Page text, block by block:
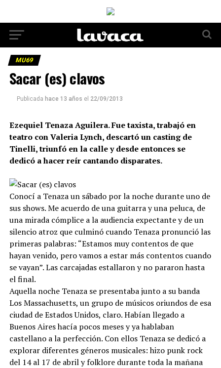
MU69
Sacar (es) clavos
Publicada hace 13 años el 22/09/2013
Ezequiel Tenaza Aguilera. Fue taxista, trabajó en
teatro con Valeria Lynch, descartó un casting de
Tinelli, triunfó en la calle y desde entonces se
dedicó a hacer reír cantando disparates.
Conocí a Tenaza un sábado por la noche durante uno de
sus shows. Me acuerdo de una guitarra y una peluca, de
una mirada cómplice a la audiencia expectante y de un
silencio atroz que culminó cuando Tenaza pronunció las
primeras palabras: “Estamos muy contentos de que
hayan venido, pero vamos a estar más contentos cuando
se vayan”. Las carcajadas estallaron y no pararon hasta
el final.
Aquella noche Tenaza se presentaba junto a su banda
Los Massachusetts, un grupo de músicos oriundos de esa
ciudad de Estados Unidos, claro. Habían llegado a
Buenos Aires hacía pocos meses y ya hablaban
castellano a la perfección. Con ellos Tenaza se dedicó a
explorar diferentes géneros musicales: hizo punk rock
del 14 al 17 de abril y folklore durante toda la mañana